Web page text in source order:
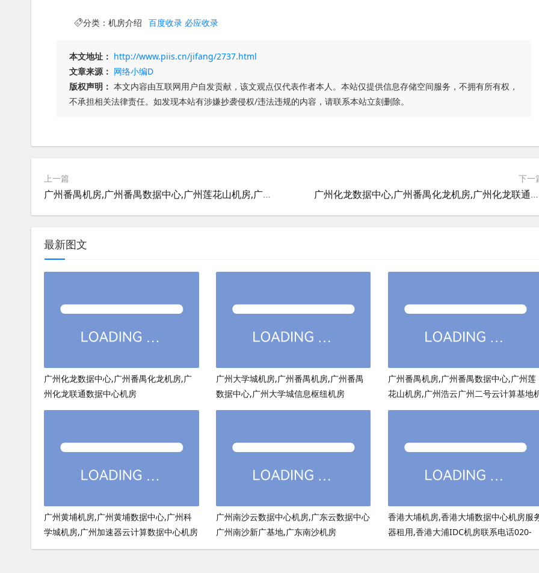
分类： 机房介绍 百度收录 必应收录
本文地址： http://www.piis.cn/jifang/2737.html
文章来源： 网络小编D
版权声明： 本文内容由互联网用户自发贡献，该文观点仅代表作者本人。本站仅提供信息存储空间服务，不拥有所有权，
不承担相关法律责任。如发现本站有涉嫌抄袭侵权/违法违规的内容，请联系本站立刻删除。
上一篇
广州番禺机房,广州番禺数据中心,广州莲花山机房,广州浩云广州二号云计算基地机房
下一
广州化龙数据中心,广州番禺化龙机房,广州化龙联通数据中心机房
最新图文
广州化龙数据中心,广州番禺化龙机房,广
州化龙联通数据中心机房
广州大学城机房,广州番禺机房,广州番禺
数据中心,广州大学城信息枢纽机房
广州番禺机房,广州番禺数据中心,广州莲
花山机房,广州浩云广州二号云计算基地
房
广州黄埔机房,广州黄埔数据中心,广州科
学城机房,广州加速器云计算数据中心机房
广州南沙云数据中心机房,广东云数据中心
广州南沙新广基地,广东南沙机房
香港大埔机房,香港大埔数据中心机房服
器租用,香港大浦IDC机房联系电话020-
82315523